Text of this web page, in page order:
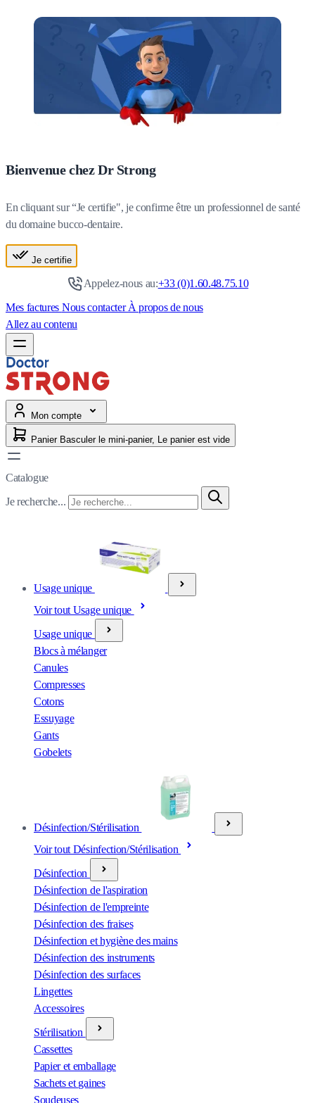
Bienvenue chez Dr Strong
En cliquant sur “Je certifie", je confirme être un professionnel de santé
du domaine bucco-dentaire.
Je certifie
Appelez-nous au:+33 (0)1.60.48.75.10
Mes factures Nous contacterÀ propos de nous
Allez au contenu
Mon compte
Panier Basculer le mini-panier, Le panier est vide
Catalogue
Je recherche...
Usage unique
Voir tout Usage unique
Usage unique
Blocs à mélanger
Canules
Compresses
Cotons
Essuyage
Gants
Gobelets
Désinfection/Stérilisation
Voir tout Désinfection/Stérilisation
Désinfection
Désinfection de l'aspiration
Désinfection de l'empreinte
Désinfection des fraises
Désinfection et hygiène des mains
Désinfection des instruments
Désinfection des surfaces
Lingettes
Accessoires
Stérilisation
Cassettes
Papier et emballage
Sachets et gaines
Soudeuses